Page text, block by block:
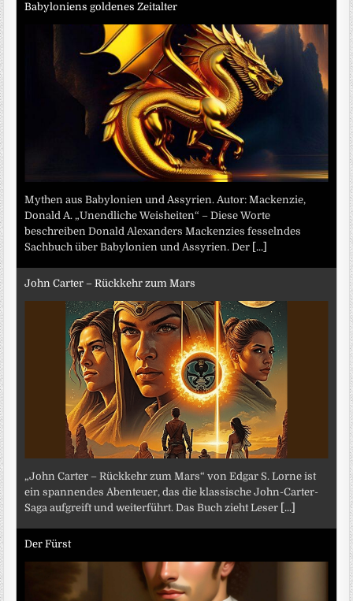
Babyloniens goldenes Zeitalter
Mythen aus Babylonien und Assyrien. Autor: Mackenzie,
Donald A. „Unendliche Weisheiten“ – Diese Worte
beschreiben Donald Alexanders Mackenzies fesselndes
Sachbuch über Babylonien und Assyrien. Der [...]
John Carter – Rückkehr zum Mars
„John Carter – Rückkehr zum Mars“ von Edgar S. Lorne ist
ein spannendes Abenteuer, das die klassische John-Carter-
Saga aufgreift und weiterführt. Das Buch zieht Leser [...]
Der Fürst